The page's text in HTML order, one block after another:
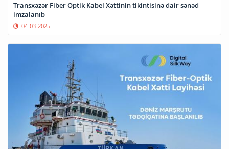
Transxəzər Fiber Optik Kabel Xəttinin tikintisinə dair sənəd
imzalanıb
04-03-2025